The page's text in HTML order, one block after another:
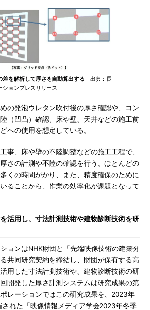
差を解析して厚さを自動算出する 出典：長
ションプレスリリース
の発泡ウレタン吹付後の厚さ確認や、コン
（凹凸）確認、床や壁、天井などの施工前
への使用を想定している。
事、床や壁の不陸調整などの施工工程で、
さの計測や不陸の確認を行う。ほとんどの
くの時間がかり、また、精度確保のために
ることから、作業の効率化が課題となって
活用し、寸法計測技術や建物診断技術を研
ョンはNHK財団と「先端映像技術の建築分
共同研究契約を締結し、財団が保有する高
用した寸法計測技術や、建物診断技術の研
開発した厚さ計測システムは研究成果の第
レーションではこの研究成果を、2023年
された「映像情報メディア学会2023年冬季